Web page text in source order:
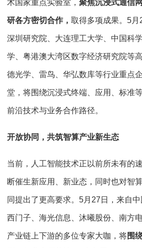
术国家重点实验室， 聚焦沉浸式通信
研各方密切合作， 取得多项成果。5
深圳研究院、大连理工大学、中国科
学、粤港澳大湾区数字经济研究院等
德光学、雷鸟、华弘数库等行业重点
堂，将围绕沉浸式终端、应用、标准
前沿技术与业务合作路径。
开放协同，共筑智算产业新生态
当前，人工智能技术正以前所未有的
断催生新应用、新业态，同时也对智
同提出了更高要求。5月27日，来自中
西门子、海光信息、沐曦股份、南方
产业链上下游的多位专家大咖，将围